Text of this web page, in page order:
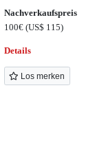
Nachverkaufspreis
100€ (US$ 115)
Details
Los merken